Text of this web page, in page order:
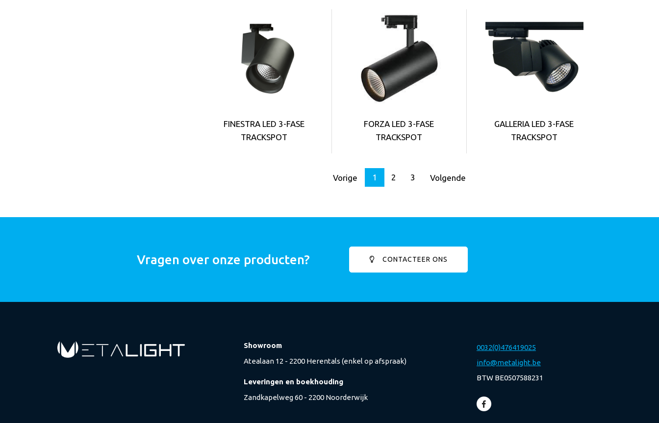
FINESTRA LED 3-FASE
TRACKSPOT
FORZA LED 3-FASE
TRACKSPOT
GALLERIA LED 3-FASE
TRACKSPOT
Vorige 1 2 3 Volgende
Vragen over onze producten? CONTACTEER ONS
Showroom
Atealaan 12 - 2200 Herentals (enkel op afspraak)
Leveringen en boekhouding
Zandkapelweg 60 - 2200 Noorderwijk
0032(0)476419025
info@metalight.be
BTW BE0507588231